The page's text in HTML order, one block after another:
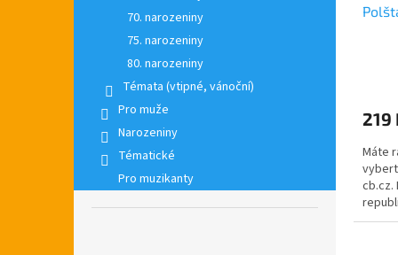
70. narozeniny
75. narozeniny
80. narozeniny
Témata (vtipné, vánoční)
Pro muže
Narozeniny
Tématické
Pro muzikanty
219
Máte
cb.cz.
piva